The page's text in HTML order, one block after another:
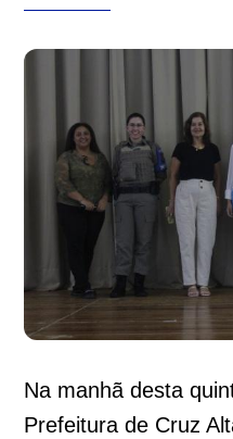
Na manhã desta
Prefeitura de Cruz